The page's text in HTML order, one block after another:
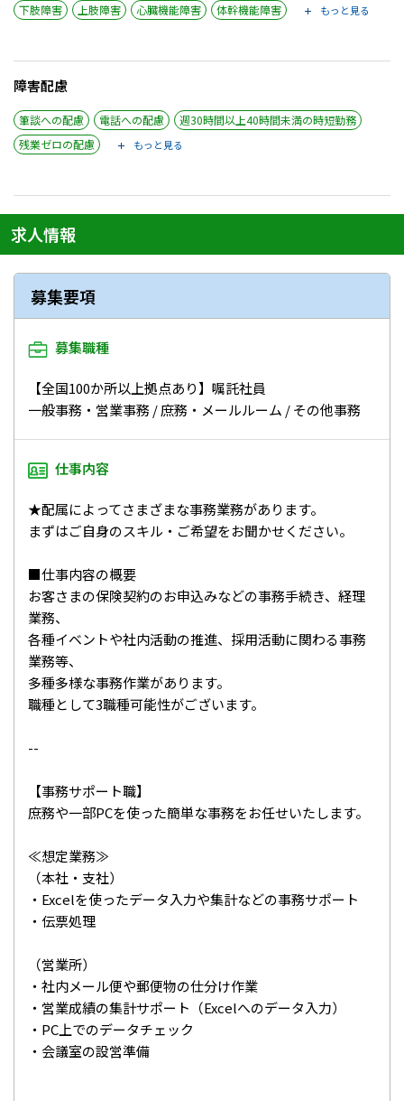
下肢障害 上肢障害 心臓機能障害 体幹機能障害 もっと見る
障害配慮
筆談への配慮 電話への配慮
週30時間以上40時間未満の時短勤務
残業ゼロの配慮
もっと見る
求人情報
募集要項
募集職種
【全国100か所以上拠点あり】嘱託社員
一般事務・営業事務 / 庶務・メールルーム / その他事務
仕事内容
★配属によってさまざまな事務業務があります。
まずはご自身のスキル・ご希望をお聞かせください。
■仕事内容の概要
お客さまの保険契約のお申込みなどの事務手続き、経理
業務、
各種イベントや社内活動の推進、採用活動に関わる事務
業務等、
多種多様な事務作業があります。
職種として3職種可能性がございます。
--
【事務サポート職】
庶務や一部PCを使った簡単な事務をお任せいたします。
≪想定業務≫
（本社・支社）
・Excelを使ったデータ入力や集計などの事務サポート
・伝票処理
（営業所）
・社内メール便や郵便物の仕分け作業
・営業成績の集計サポート（Excelへのデータ入力）
・PC上でのデータチェック
・会議室の設営準備